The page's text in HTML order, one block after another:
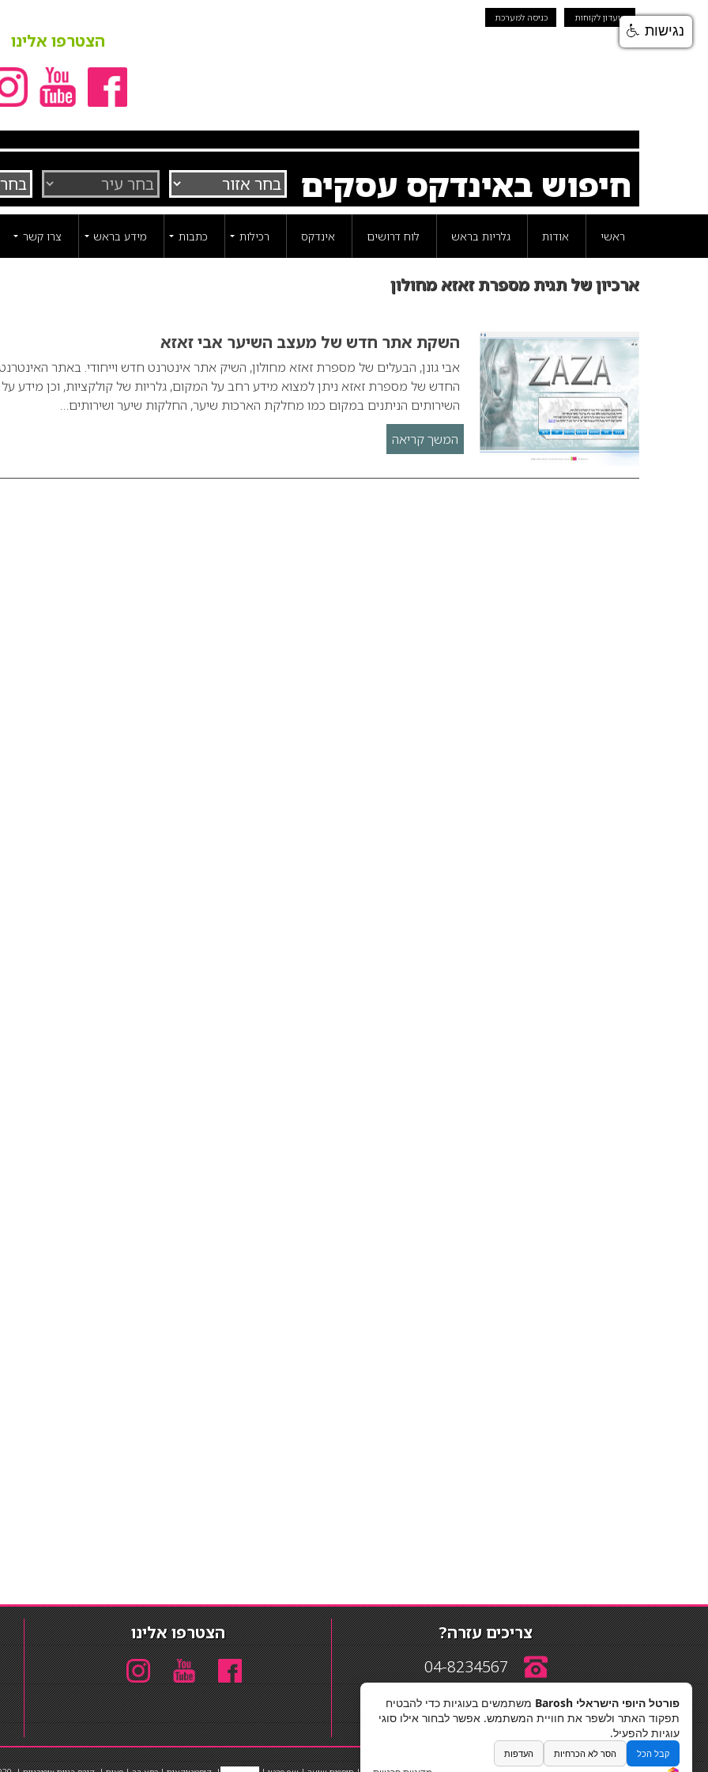
מועדון לקוחות כניסה למערכת
הצטרפו אלינו
חיפוש באינדקס עסקים
ראשי אודות גלריות בראש לוח דרושים אינדקס רכילות כתבות מידע בראש צרו קשר
ארכיון של תגית מספרת זאזא מחולון
השקת אתר חדש של מעצב השיער אבי זאזא
אבי גונן, הבעלים של מספרת זאזא מחולון, השיק אתר אינטרנט חדש וייחודי. באתר
החדש של מספרת זאזא ניתן למצוא מידע רחב על המקום, גלריות של קולקציות, וכן מידע על
השירותים הניתנים במקום כמו מחלקת הארכות שיער, החלקות שיער ושירותים…
המשך קריאה
צריכים עזרה?
04-8234567
info@barosh.co.il
הצטרפו אלינו
פורטל היופי הישראלי Barosh
משתמשים בעוגיות כדי להבטיח
תפקוד האתר ולשפר את חוויית המשתמש. אפשר לבחור אילו סוגי
עוגיות להפעיל.
קבל הכל הסר לא הכרחיות העדפות
נגישות